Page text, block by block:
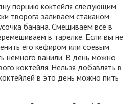
порцию коктейля следующим
творога заливаем стаканом
банана. Смешиваем все в
в тарелке. Если вы не
его кефиром или соевым
немного ванили. В день можно
коктейля. Нельзя добавлять в
в это день можно пить